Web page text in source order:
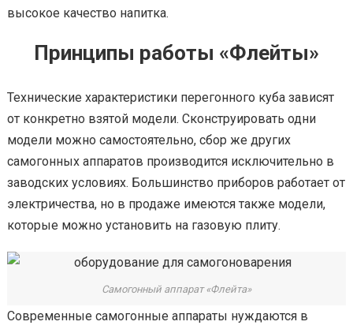
высокое качество напитка.
Принципы работы «Флейты»
Технические характеристики перегонного куба зависят
от конкретно взятой модели. Сконструировать одни
модели можно самостоятельно, сбор же других
самогонных аппаратов производится исключительно в
заводских условиях. Большинство приборов работает от
электричества, но в продаже имеются также модели,
которые можно установить на газовую плиту.
Самогонный аппарат «Флейта»
Современные самогонные аппараты нуждаются в